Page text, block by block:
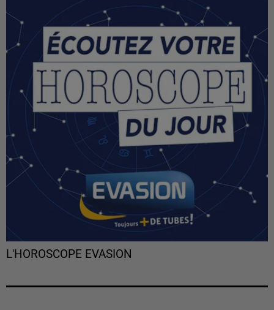
L'HOROSCOPE EVASION